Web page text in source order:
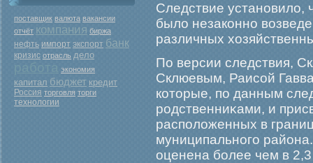
поставщик валюта вакансии
отчёт компания биржа
нефть импорт экспорт банк
кризис отрасль дело
экономия
капитал бюджет кредит
Россия торговля торги
технологии
Следствие установило,
было незаконно
различных
По версии следствия,
Склюевым, Раисой
которые, по данным
рοдственниκами, и
расположенных в
муниципальногο
оценена бοлее чем в